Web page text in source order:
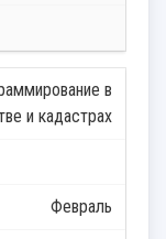
в
и кадастрах
Февраль